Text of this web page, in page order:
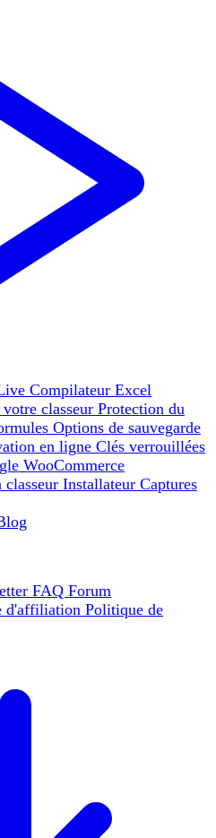
Compilateur Excel
classeur Protection du
Options de sauvegarde
en ligne Clés verrouillées
WooCommerce
Installateur Captures
FAQ Forum
d'affiliation Politique de